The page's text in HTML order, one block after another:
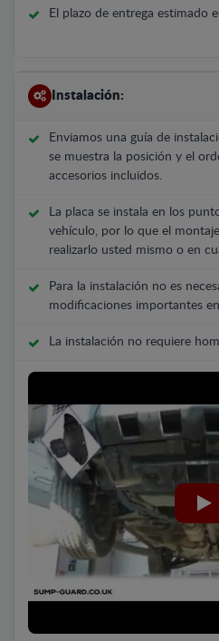
El plazo de entrega estimado
Instalación:
Enviamos una guía de
se muestra la posición y el
accesorios incluidos.
La placa se instala en los
vehículo, por lo que el
realizarlo usted mismo o en
Para la instalación no es
modificaciones importantes
La instalación no requiere